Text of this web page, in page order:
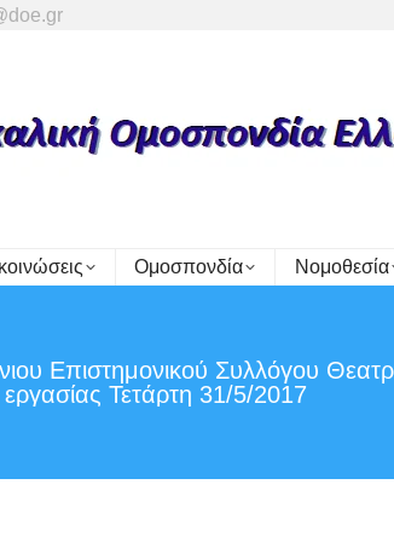
Ομοσπονδία Νομοθεσία
Επιστημονικού Συλλόγου
εργασίας Τετάρτη 31/5/2017